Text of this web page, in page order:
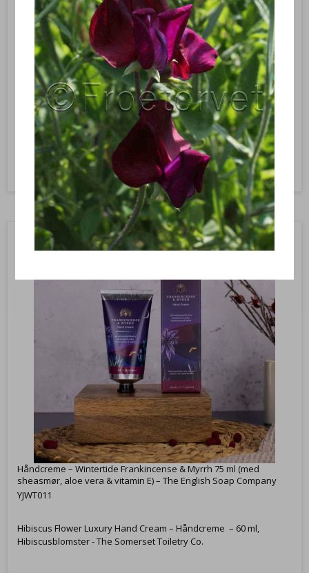
sheasmør & aloe vera) 75 ml – The English Soap Company
YJMC004
75 ml, Håndcreme – Radiant Wild Lime & Lemongrass / Citrongræs
– The English Soap Company
93,00 DKK
Vis produkt
Håndcreme – Wintertide Frankincense & Myrrh 75 ml (med
sheasmør, aloe vera & vitamin E) – The English Soap Company
YJWT011
Hibiscus Flower Luxury Hand Cream – Håndcreme – 60 ml,
Hibiscusblomster - The Somerset Toiletry Co.